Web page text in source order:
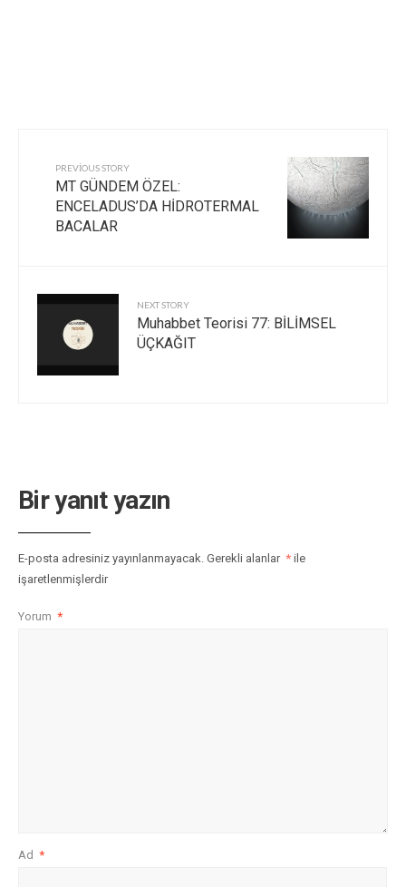
PREVIOUS STORY
MT GÜNDEM ÖZEL:
ENCELADUS’DA HİDROTERMAL
BACALAR
NEXT STORY
Muhabbet Teorisi 77: BİLİMSEL
ÜÇKAĞIT
Bir yanıt yazın
E-posta adresiniz yayınlanmayacak. Gerekli alanlar * ile
işaretlenmişlerdir
Yorum *
Ad *